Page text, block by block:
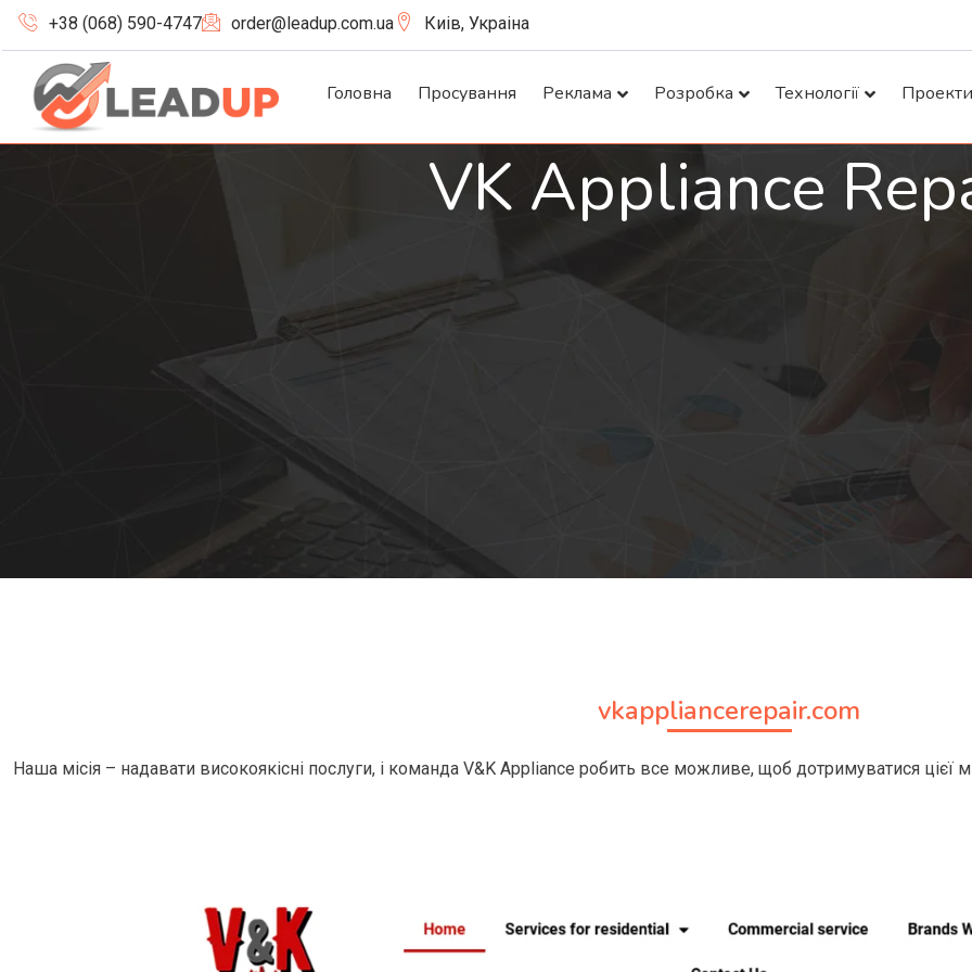
+38 (068) 590-4747 order@leadup.com.ua Киів, Украіна
Головна Просування Реклама Розробка Технології Проекти
VK Appliance
vkappliancerepair.com
Наша місія – надавати високоякісні послуги, і команда V&K Appliance робить все можливе, щоб дотримуватися цієї